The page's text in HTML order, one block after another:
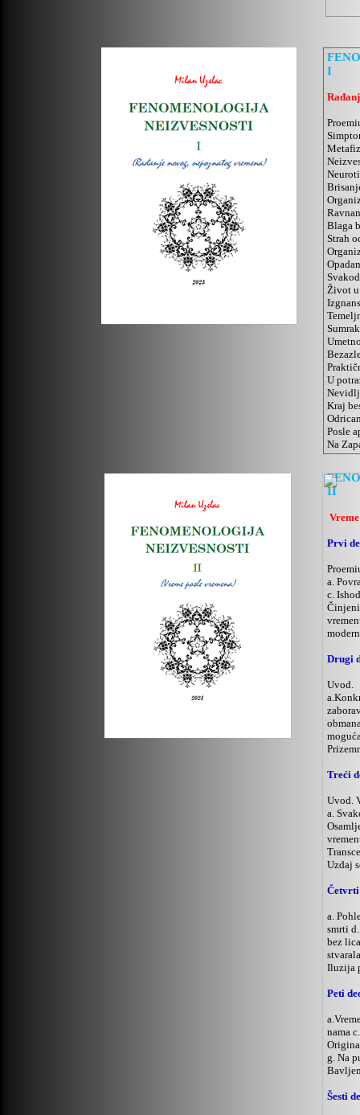
II
Prvi
a.
c.
Drugi
Uvod.
Treći
Uvod.
a.
Uzdaj
Četvrti
a.
smrti
bez
Iluzija
Peti
nama
g. Na
Šesti
I
Blaga
Strah
Život
U
Kraj
Posle
Na